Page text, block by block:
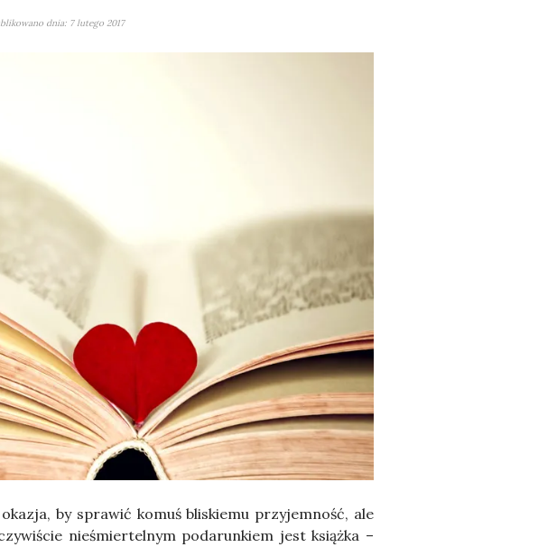
dnia: 7 lutego 2017
by spra­wić komuś bli­skie­mu przy­jem­ność, ale
nie­śmier­tel­nym poda­run­kiem jest książ­ka –